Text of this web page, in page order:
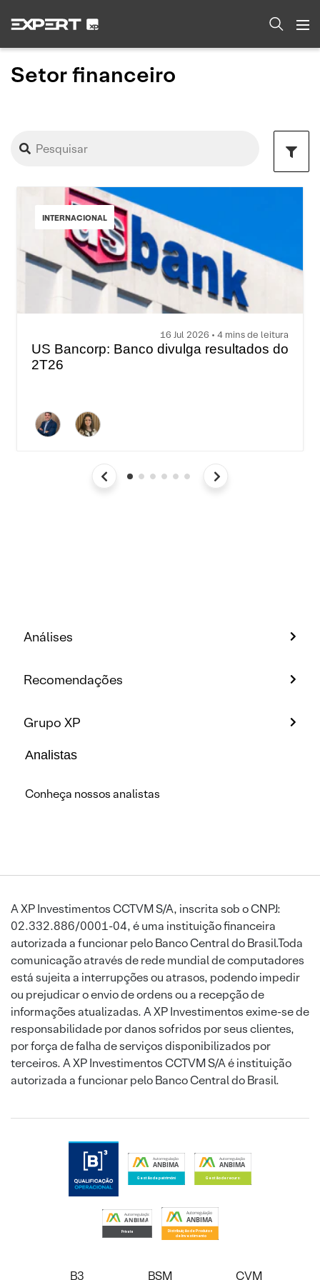
Setor financeiro
INTERNACIONAL
16 Jul 2026 • 4 mins de leitura
US Bancorp: Banco divulga resultados do
2T26
Análises
Recomendações
Grupo XP
Analistas
Conheça nossos analistas
A XP Investimentos CCTVM S/A, inscrita sob o CNPJ:
02.332.886/0001-04, é uma instituição financeira
autorizada a funcionar pelo Banco Central do Brasil.Toda
comunicação através de rede mundial de computadores
está sujeita a interrupções ou atrasos, podendo impedir
ou prejudicar o envio de ordens ou a recepção de
informações atualizadas. A XP Investimentos exime-se de
responsabilidade por danos sofridos por seus clientes,
por força de falha de serviços disponibilizados por
terceiros. A XP Investimentos CCTVM S/A é instituição
autorizada a funcionar pelo Banco Central do Brasil.
B3 BSM CVM